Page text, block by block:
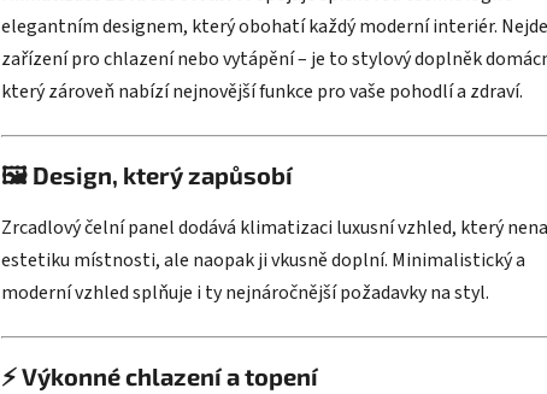
elegantním designem, který obohatí každý moderní interiér.
zařízení pro chlazení nebo vytápění – je to stylový doplněk
který zároveň nabízí nejnovější funkce pro vaše pohodlí a zdraví.
🖼️ Design, který zapůsobí
Zrcadlový čelní panel dodává klimatizaci luxusní vzhled, který
estetiku místnosti, ale naopak ji vkusně doplní. Minimalistický a
moderní vzhled splňuje i ty nejnáročnější požadavky na styl.
⚡Výkonné chlazení a topení